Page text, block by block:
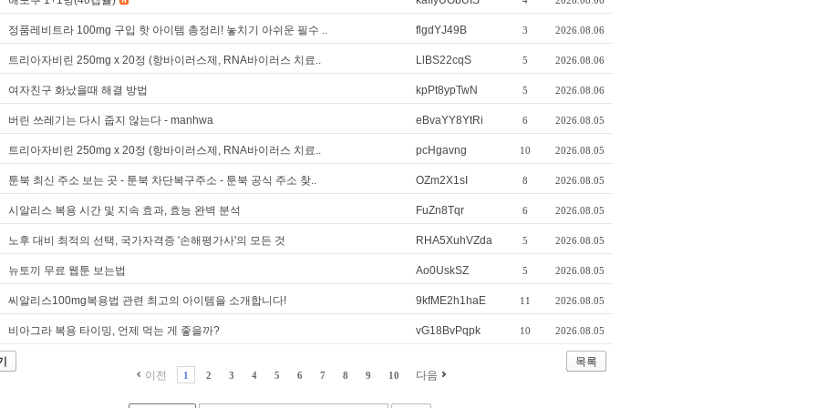
정품레비트라 100mg 구입 핫 아이템 총정리! 놓치기 아쉬운 필수 .. flgdYJ49B 3 2026.08.06
트리아자비린 250mg x 20정 (항바이러스제, RNA바이러스 치료.. LlBS22cqS 5 2026.08.06
여자친구 화났을때 해결 방법 kpPt8ypTwN 5 2026.08.06
버린 쓰레기는 다시 줍지 않는다 - manhwa eBvaYY8YtRi 6 2026.08.05
트리아자비린 250mg x 20정 (항바이러스제, RNA바이러스 치료.. pcHgavng 10 2026.08.05
툰북 최신 주소 보는 곳 - 툰북 차단복구주소 - 툰북 공식 주소 찾.. OZm2X1sI 8 2026.08.05
시알리스 복용 시간 및 지속 효과, 효능 완벽 분석 FuZn8Tqr 6 2026.08.05
노후 대비 최적의 선택, 국가자격증 '손해평가사'의 모든 것 RHA5XuhVZda 5 2026.08.05
뉴토끼 무료 웹툰 보는법 Ao0UskSZ 5 2026.08.05
씨알리스100mg복용법 관련 최고의 아이템을 소개합니다! 9kfME2h1haE 11 2026.08.05
비아그라 복용 타이밍, 언제 먹는 게 좋을까? vG18BvPqpk 10 2026.08.05
목록
이전
1 2 3 4 5 6 7 8 9 10 다음